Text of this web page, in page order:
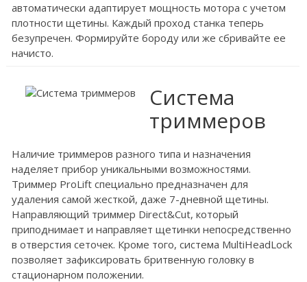
автоматически адаптирует мощность мотора с учетом
плотности щетины. Каждый проход станка теперь
безупречен. Формируйте бороду или же сбривайте ее
начисто.
Система
триммеров
Наличие триммеров разного типа и назначения
наделяет прибор уникальными возможностями.
Триммер ProLift специально предназначен для
удаления самой жесткой, даже 7-дневной щетины.
Направляющий триммер Direct&Cut, который
приподнимает и направляет щетинки непосредственно
в отверстия сеточек. Кроме того, система MultiHeadLock
позволяет зафиксировать бритвенную головку в
стационарном положении.